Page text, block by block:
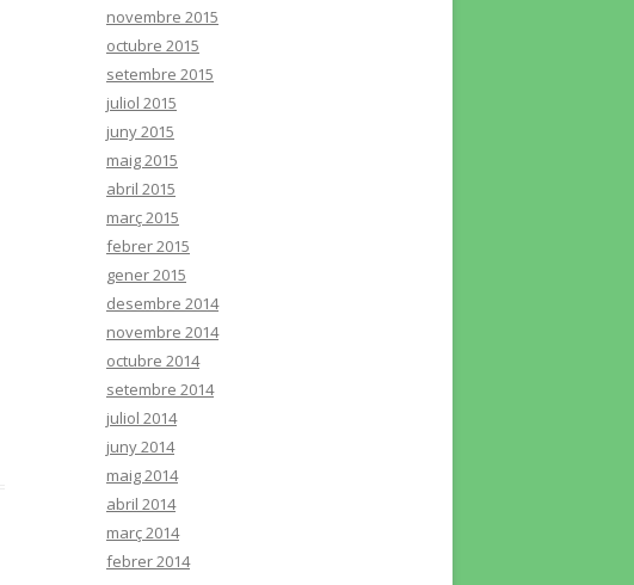
novembre 2015
octubre 2015
setembre 2015
juliol 2015
juny 2015
maig 2015
abril 2015
març 2015
febrer 2015
gener 2015
desembre 2014
novembre 2014
octubre 2014
setembre 2014
juliol 2014
juny 2014
maig 2014
abril 2014
març 2014
febrer 2014